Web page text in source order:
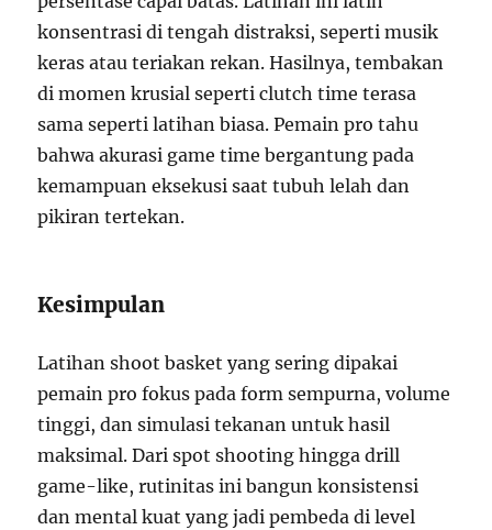
konsentrasi di tengah distraksi, seperti musik
keras atau teriakan rekan. Hasilnya, tembakan
di momen krusial seperti clutch time terasa
sama seperti latihan biasa. Pemain pro tahu
bahwa akurasi game time bergantung pada
kemampuan eksekusi saat tubuh lelah dan
pikiran tertekan.
Kesimpulan
Latihan shoot basket yang sering dipakai
pemain pro fokus pada form sempurna, volume
tinggi, dan simulasi tekanan untuk hasil
maksimal. Dari spot shooting hingga drill
game-like, rutinitas ini bangun konsistensi
dan mental kuat yang jadi pembeda di level